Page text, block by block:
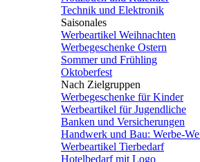
Technik und Elektronik
Saisonales
Werbeartikel Weihnachten
Werbegeschenke Ostern
Sommer und Frühling
Oktoberfest
Nach Zielgruppen
Werbegeschenke für Kinder
Werbeartikel für Jugendliche
Banken und Versicherungen
Handwerk und Bau: Werbe-
Werbeartikel Tierbedarf
Hotelbedarf mit Logo